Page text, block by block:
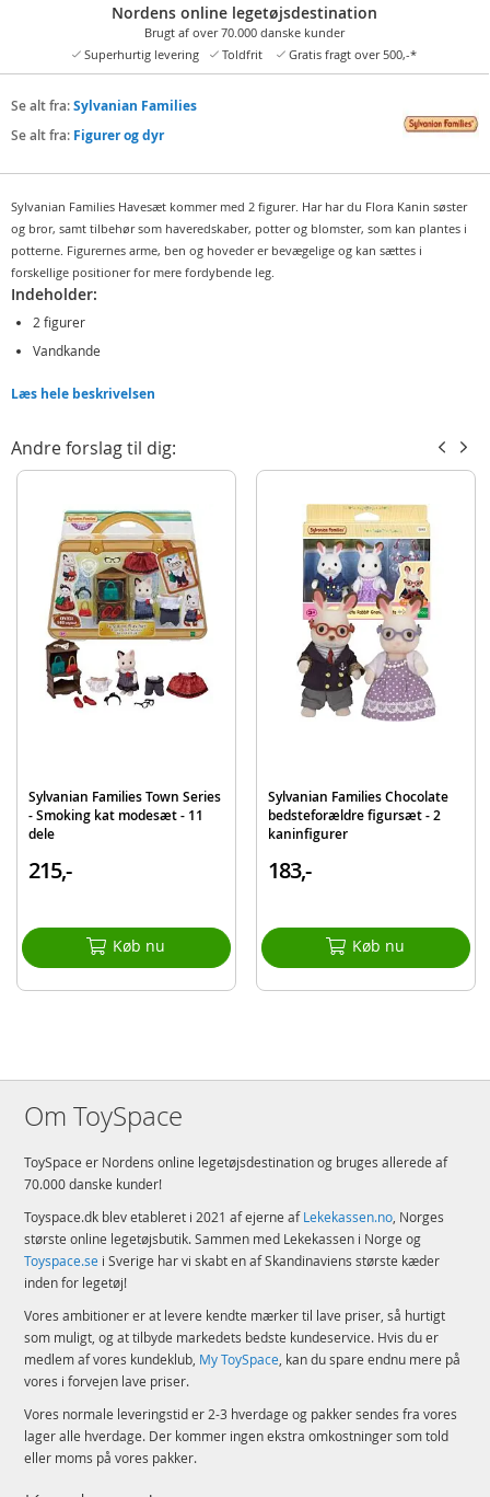
Nordens online legetøjsdestination
Brugt af over 70.000 danske kunder
Superhurtig levering
Toldfrit Gratis fragt over 500,-*
Se alt fra:Sylvanian Families
Se alt fra: Figurer og dyr
Sylvanian Families Havesæt kommer med 2 figurer. Har har du Flora Kanin søster
og bror, samt tilbehør som haveredskaber, potter og blomster, som kan plantes i
potterne. Figurernes arme, ben og hoveder er bevægelige og kan sættes i
forskellige positioner for mere fordybende leg.
Indeholder:
2 figurer
Vandkande
Detaljer:
Produktdetaljer
5054131057360
Mærke Sylvanian Families
Læs hele beskrivelsen
Andre forslag til dig:
Sylvanian Families Town Series
- Smoking kat modesæt - 11
dele
215,-
Køb nu
Sylvanian Families Chocolate
bedsteforældre figursæt - 2
kaninfigurer
183,-
Køb nu
Om ToySpace
ToySpace er Nordens online legetøjsdestination og bruges allerede af
70.000 danske kunder!
Toyspace.dk blev etableret i 2021 af ejerne afLekekassen.no, Norges
største online legetøjsbutik. Sammen med Lekekassen i Norge og
Toyspace.se i Sverige har vi skabt en af Skandinaviens største kæder
inden for legetøj!
Vores ambitioner er at levere kendte mærker til lave priser, så hurtigt
som muligt, og at tilbyde markedets bedste kundeservice. Hvis du er
medlem af vores kundeklub, My ToySpace, kan du spare endnu mere på
vores i forvejen lave priser.
Vores normale leveringstid er 2-3 hverdage og pakker sendes fra vores
lager alle hverdage. Der kommer ingen ekstra omkostninger som told
eller moms på vores pakker.